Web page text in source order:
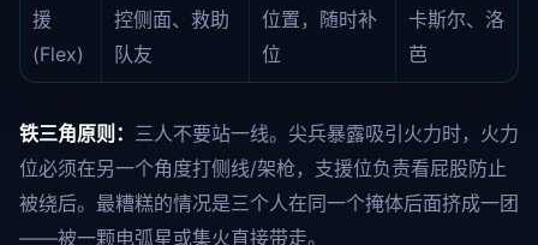
援
(Flex)
控侧面、救助
队友
位置，随时补
位
卡斯尔、洛
芭
铁三角原则： 三人不要站一线。尖兵暴露吸引火力时，火力
位必须在另一个角度打侧线/架枪，支援位负责看屁股防止
被绕后。最糟糕的情况是三个人在同一个掩体后面挤成一团
——被一颗电弧星或集火直接带走。